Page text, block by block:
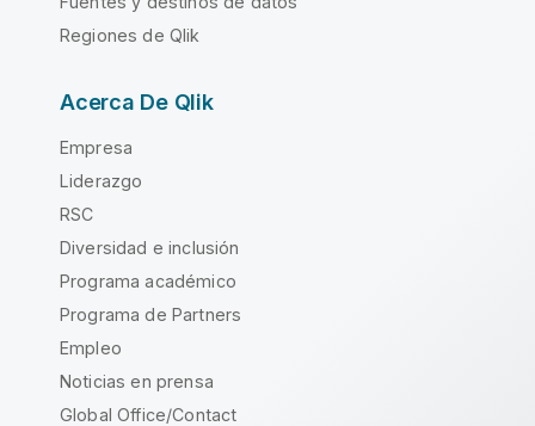
Regiones de Qlik
Acerca De Qlik
Empresa
Liderazgo
RSC
Diversidad e inclusión
Programa académico
Programa de Partners
Empleo
Noticias en prensa
Global Office/Contact